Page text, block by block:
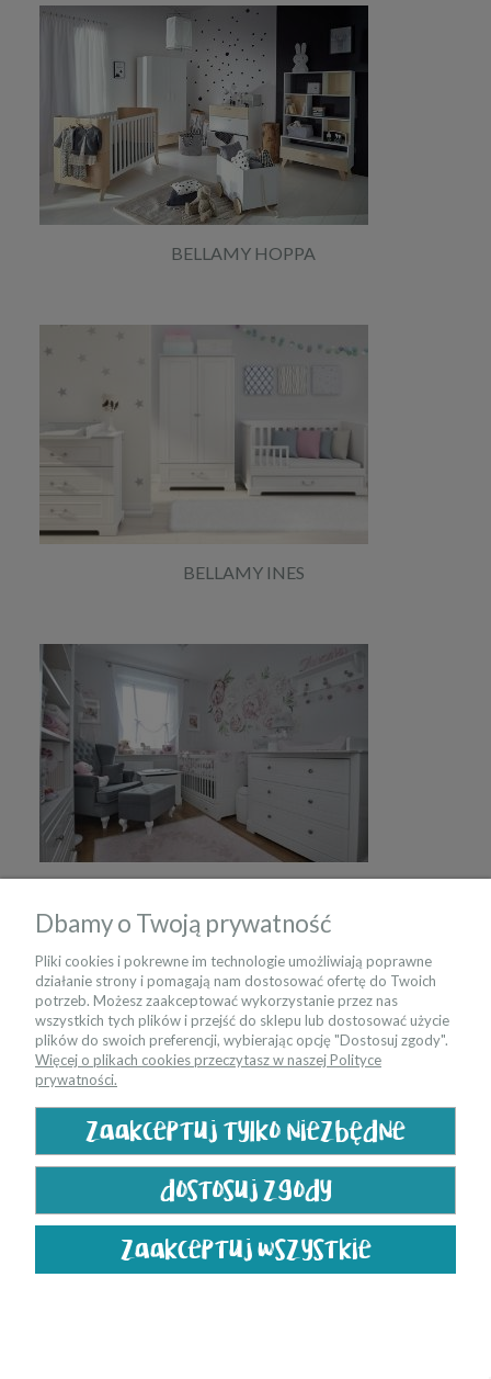
BELLAMY HOPPA
BELLAMY INES
TROLL SCANDY
Dbamy o Twoją prywatność
Pliki cookies i pokrewne im technologie umożliwiają poprawne
działanie strony i pomagają nam dostosować ofertę do Twoich
potrzeb. Możesz zaakceptować wykorzystanie przez nas
wszystkich tych plików i przejść do sklepu lub dostosować użycie
plików do swoich preferencji, wybierając opcję "Dostosuj zgody".
Więcej o plikach cookies przeczytasz w naszej Polityce
prywatności.
zaakceptuj tylko niezbędne
dostosuj zgody
zaakceptuj wszystkie